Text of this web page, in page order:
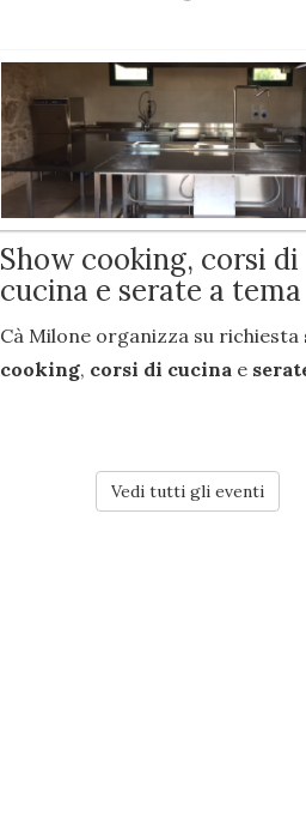
Show cooking, corsi di
cucina e serate a tema
Cà Milone organizza su richiesta
cooking, corsi di cucina e
Vedi tutti gli eventi